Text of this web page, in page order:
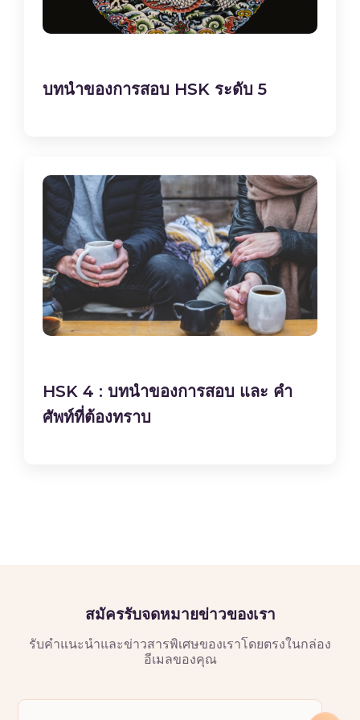
บทนำของการสอบ HSK ระดับ 5
HSK 4 : บทนำของการสอบ และ คำ
ศัพท์ที่ต้องทราบ
สมัครรับจดหมายข่าวของเรา
รับคำแนะนำและข่าวสารพิเศษของเราโดยตรงในกล่อง
อีเมลของคุณ